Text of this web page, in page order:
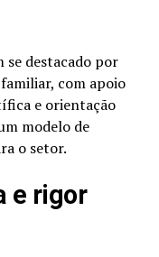
se destacado por
com apoio
e orientação
modelo de
o setor.
e rigor